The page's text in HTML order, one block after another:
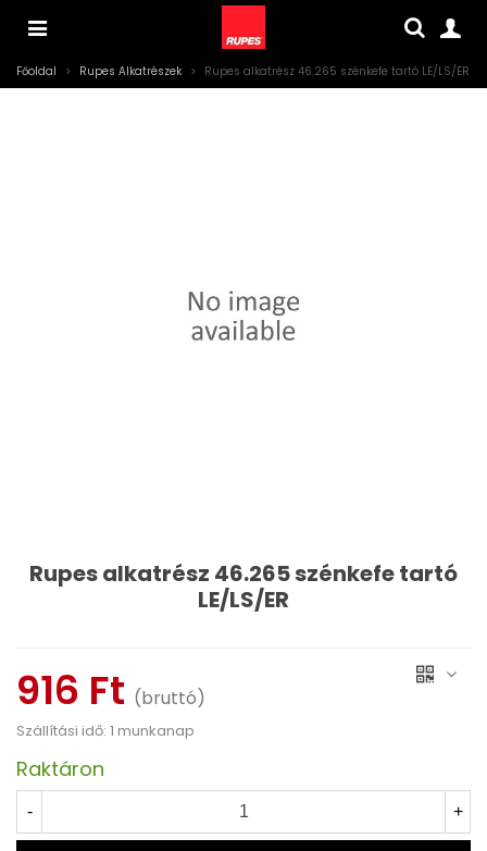
Főoldal > Rupes Alkatrészek > Rupes alkatrész 46.265 szénkefe tartó LE/LS/ER
Rupes alkatrész 46.265 szénkefe tartó
LE/LS/ER
916 Ft (bruttó)
Szállítási idő: 1 munkanap
Raktáron
- +